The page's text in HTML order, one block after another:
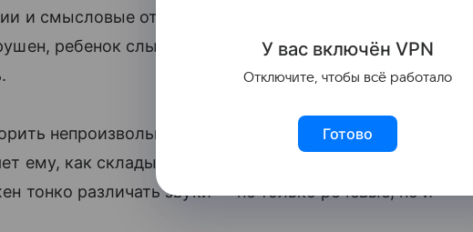
и смысловые оттенки звучащего слова. Если этот
ребенок слышит речь, но не может ее распознать и,
непроизвольно — он подражает речи окружающих
ему, как складывать губы или ставить язык. Но для
тонко различать звуки — не только речевые, но и
У вас включён VPN
Отключите, чтобы всё работало
Готово